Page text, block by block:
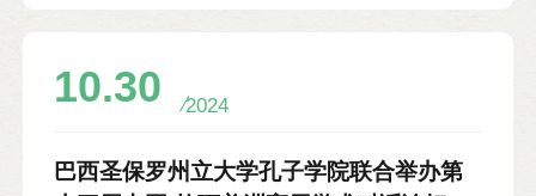
馆、人工智能在中文教学中的应用等议题进行讨
斯、缅因州参议员乔·巴尔达奇、班戈市市长本·
斯普雷格、孔院美方院长张静，以及中美教育专
10.30 2024
巴西圣保罗州立大学孔子学院联合举办第